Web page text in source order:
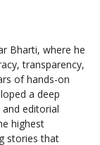
Bharti, where he
transparency,
of hands-on
a deep
editorial
highest
stories that